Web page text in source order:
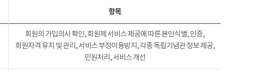
항목
회원의 가입의사 확인, 회원제 서비스 제공에 따른 본인식별, 인증,
회원자격 유지 및 관리, 서비스 부정이용방지, 각종 독립기념관 정보 제공,
민원처리, 서비스 개선